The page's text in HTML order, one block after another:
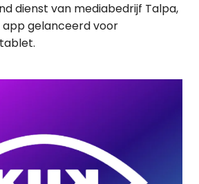
dienst van mediabedrijf Talpa,
gelanceerd voor